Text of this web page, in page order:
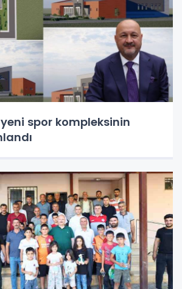
spor kompleksinin